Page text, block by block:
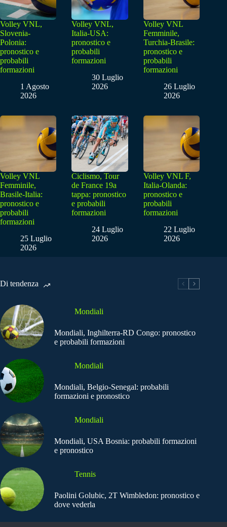
Volley VNL,
Slovenia-
Polonia:
pronostico e
probabili
formazioni
1 Agosto
2026
Volley VNL,
Italia-USA:
pronostico e
probabili
formazioni
30 Luglio
2026
Volley VNL
Femminile,
Turchia-Brasile:
pronostico e
probabili
formazioni
26 Luglio
2026
Volley VNL
Femminile,
Brasile-Italia:
pronostico e
probabili
formazioni
25 Luglio
2026
Ciclismo, Tour
de France 19a
tappa: pronostico
e probabili
formazioni
24 Luglio
2026
Volley VNL F,
Italia-Olanda:
pronostico e
probabili
formazioni
22 Luglio
2026
Di tendenza
Mondiali
Mondiali, Inghilterra-RD Congo: pronostico
e probabili formazioni
Mondiali
Mondiali, Belgio-Senegal: probabili
formazioni e pronostico
Mondiali
Mondiali, USA Bosnia: probabili formazioni
e pronostico
Tennis
Paolini Golubic, 2T Wimbledon: pronostico e
dove vederla